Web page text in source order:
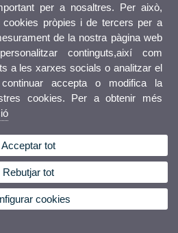
per a nosaltres. Per això,
cookies pròpies i de tercers per a
de la nostra pàgina web
continguts,així com
a les xarxes socials o analitzar el
accepta o modifica la
cookies. Per a obtenir més
Acceptar tot
Rebutjar tot
cookies